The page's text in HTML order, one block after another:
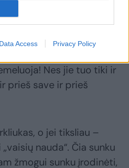
Data Access Privacy Policy
aliejų nauda šventai
gydytojų, dietologų,
Nes jie tuo tiki ir
prieš save ir prieš
o jei tiksliau –
nauda“. Čia sunku
žmogui sunku įrodinėti,